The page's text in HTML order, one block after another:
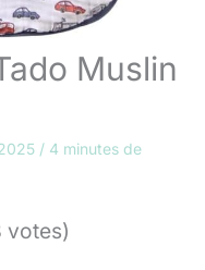
Muslin
/ 4 minutes de
votes)